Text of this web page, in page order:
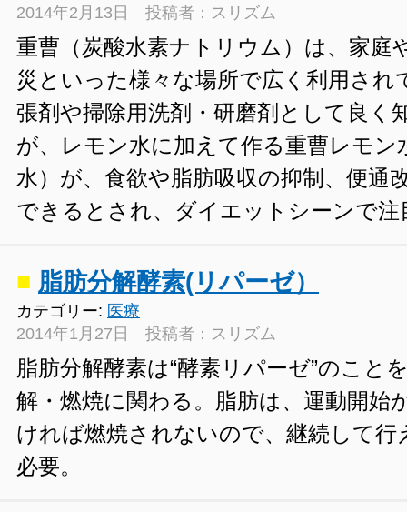
2014年2月13日 投稿者：スリズム
重曹（炭酸水素ナトリウム）は、家庭
災といった様々な場所で広く利用され
張剤や掃除用洗剤・研磨剤として良く
が、レモン水に加えて作る重曹レモン
水）が、食欲や脂肪吸収の抑制、便通
できるとされ、ダイエットシーンで
■ 脂肪分解酵素(リパーゼ）
カテゴリー: 医療
2014年1月27日 投稿者：スリズム
脂肪分解酵素は“酵素リパーゼ”のこと
解・燃焼に関わる。脂肪は、運動開始
ければ燃焼されないので、継続して行
必要。